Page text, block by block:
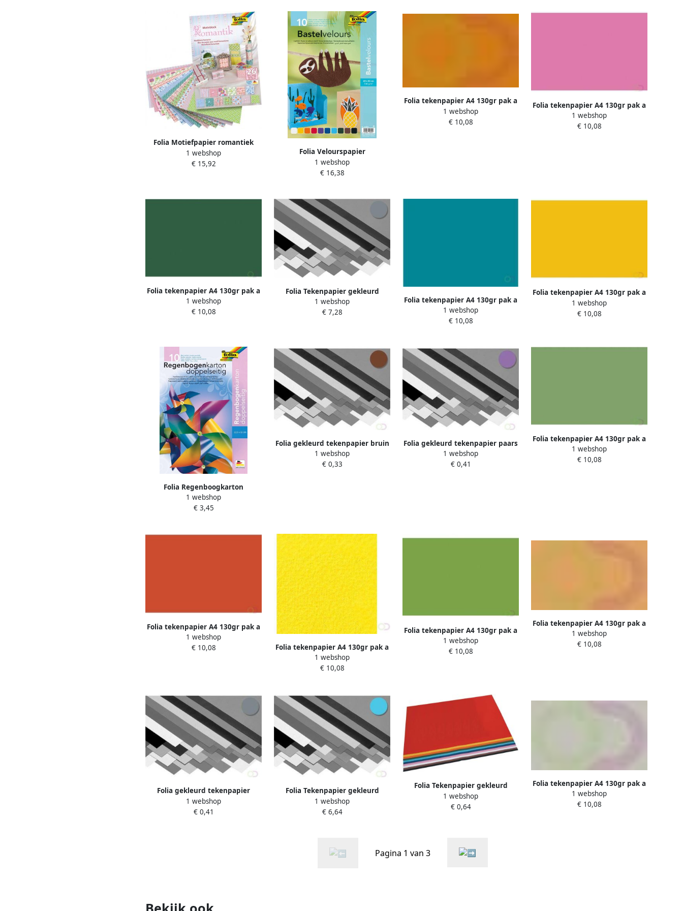
Folia Motiefpapier romantiek
1 webshop
€ 15,92
Folia Velourspapier
1 webshop
€ 16,38
Folia tekenpapier A4 130gr pak a
100 vel terracotta
1 webshop
€ 10,08
Folia tekenpapier A4 130gr pak a
100 vel oudroze
1 webshop
€ 10,08
Folia tekenpapier A4 130gr pak a
100 vel dennengroen
1 webshop
€ 10,08
Folia Tekenpapier gekleurd
donkergrijs
1 webshop
€ 7,28
Folia tekenpapier A4 130gr pak a
100 vel turquoise
1 webshop
€ 10,08
Folia tekenpapier A4 130gr pak a
100 vel donkergeel
1 webshop
€ 10,08
Folia Regenboogkarton
1 webshop
€ 3,45
Folia gekleurd tekenpapier bruin
1 webshop
€ 0,33
Folia gekleurd tekenpapier paars
1 webshop
€ 0,41
Folia tekenpapier A4 130gr pak a
100 vel lichtgroen
1 webshop
€ 10,08
Folia tekenpapier A4 130gr pak a
100 vel lichtrood
1 webshop
€ 10,08
Folia tekenpapier A4 130gr pak a
100 vel bananengeel
1 webshop
€ 10,08
Folia tekenpapier A4 130gr pak a
100 vel mosgroen
1 webshop
€ 10,08
Folia tekenpapier A4 130gr pak a
100 vel okergeel
1 webshop
€ 10,08
Folia gekleurd tekenpapier
donkergrijs
1 webshop
€ 0,41
Folia Tekenpapier gekleurd
hemelsblauw
1 webshop
€ 6,64
Folia Tekenpapier gekleurd
geassorteerde kleuren
1 webshop
€ 0,64
Folia tekenpapier A4 130gr pak a
100 vel steengrijs
1 webshop
€ 10,08
Pagina 1 van 3